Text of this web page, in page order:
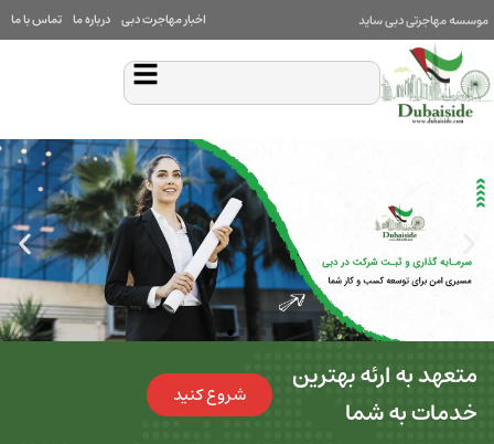
ساید درباره ما تماس با ما
بهترین
شما
شروع کنید